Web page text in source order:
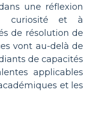
une réflexion
curiosité et à
de résolution de
vont au-delà de
de capacités
applicables
et les